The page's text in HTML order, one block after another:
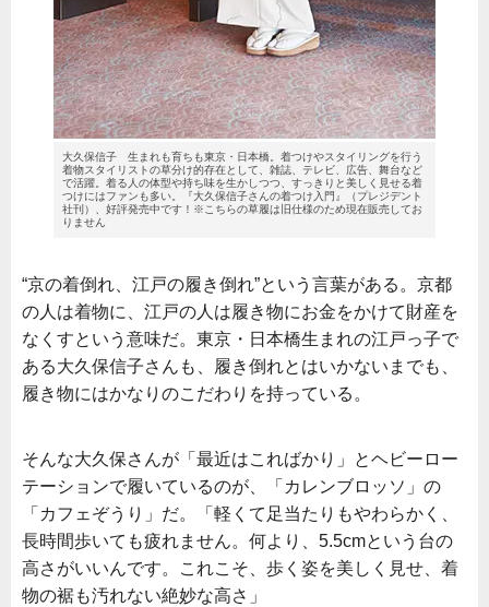
大久保信子 生まれも育ちも東京・日本橋。着つけやスタイリングを行う
着物スタイリストの草分け的存在として、雑誌、テレビ、広告、舞台など
で活躍。着る人の体型や持ち味を生かしつつ、すっきりと美しく見せる着
つけにはファンも多い。『大久保信子さんの着つけ入門』（プレジデント
社刊）、好評発売中です！※こちらの草履は旧仕様のため現在販売してお
りません
“京の着倒れ、江戸の履き倒れ”という言葉がある。京都
の人は着物に、江戸の人は履き物にお金をかけて財産を
なくすという意味だ。東京・日本橋生まれの江戸っ子で
ある大久保信子さんも、履き倒れとはいかないまでも、
履き物にはかなりのこだわりを持っている。
そんな大久保さんが「最近はこればかり」とヘビーロー
テーションで履いているのが、「カレンブロッソ」の
「カフェぞうり」だ。「軽くて足当たりもやわらかく、
長時間歩いても疲れません。何より、5.5cmという台の
高さがいいんです。これこそ、歩く姿を美しく見せ、着
物の裾も汚れない絶妙な高さ」